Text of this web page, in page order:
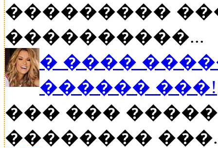
���������
����������...
� ����
������ ���!
��� ���
��������